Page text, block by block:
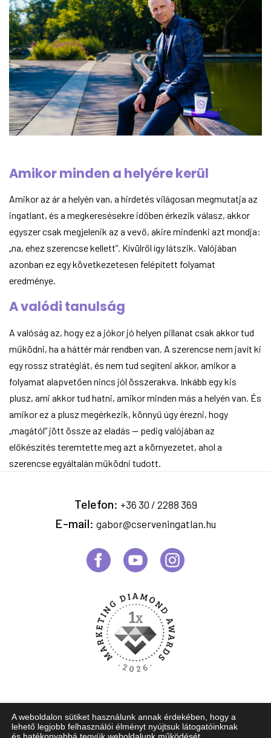
Amikor minden a helyére kerül
Amikor az ár a helyén van, a hirdetés világosan megmutatja az
ingatlant, és a megkeresésekre időben érkezik válasz, akkor
egyszer csak megjelenik az a vevő, akire mindenki azt mondja:
„na, ehez szerencse kellett”. Kívülről így látszik. Valójában
azonban ez egy következetesen felépített folyamat
eredménye.
A valódi tanulság
A valóság az, hogy ez a jókor jó helyen pillanat csak akkor tud
működni, ha a háttér már rendben van. A szerencse nem javít ki
egy rossz stratégiát, és nem tud segíteni akkor, amikor a
folyamat alapvetően nincs jól összerakva. Inkább egy kis
plusz, ami akkor tud hatni, amikor minden más a helyén van. És
amikor ez a plusz megérkezik, könnyű úgy érezni, hogy
„magától” jött össze az eladás — pedig valójában az
előkészítés teremtette meg azt a környezetet, ahol a
szerencse egyáltalán működni tudott.
Telefon: +36 30 / 2288 369
E-mail: gabor@cserveningatlan.hu
© Copyright 2026.Cserven Gábor. Minden jog fenntartva!
A weboldalon sütiket használunk annak érdekében, hogy a
lehető legjobb felhasználói élményt nyújtsuk látogatóinknak